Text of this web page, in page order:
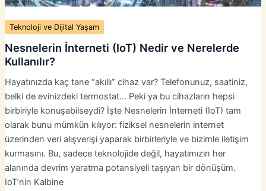
Teknoloji ve Dijital Yaşam
Nesnelerin İnterneti (IoT) Nedir ve Nerelerde
Kullanılır?
Hayatınızda kaç tane “akıllı” cihaz var? Telefonunuz, saatiniz,
belki de evinizdeki termostat… Peki ya bu cihazların hepsi
birbiriyle konuşabilseydi? İşte Nesnelerin İnterneti (IoT) tam
olarak bunu mümkün kılıyor: fiziksel nesnelerin internet
üzerinden veri alışverişi yaparak birbirleriyle ve bizimle iletişim
kurmasını. Bu, sadece teknolojide değil, hayatımızın her
alanında devrim yaratma potansiyeli taşıyan bir dönüşüm.
IoT’nin Kalbine